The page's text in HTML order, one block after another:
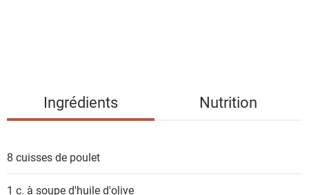
i
Ingrédients Nutrition
8 cuisses de poulet
1 c. à souped'huile d'olive